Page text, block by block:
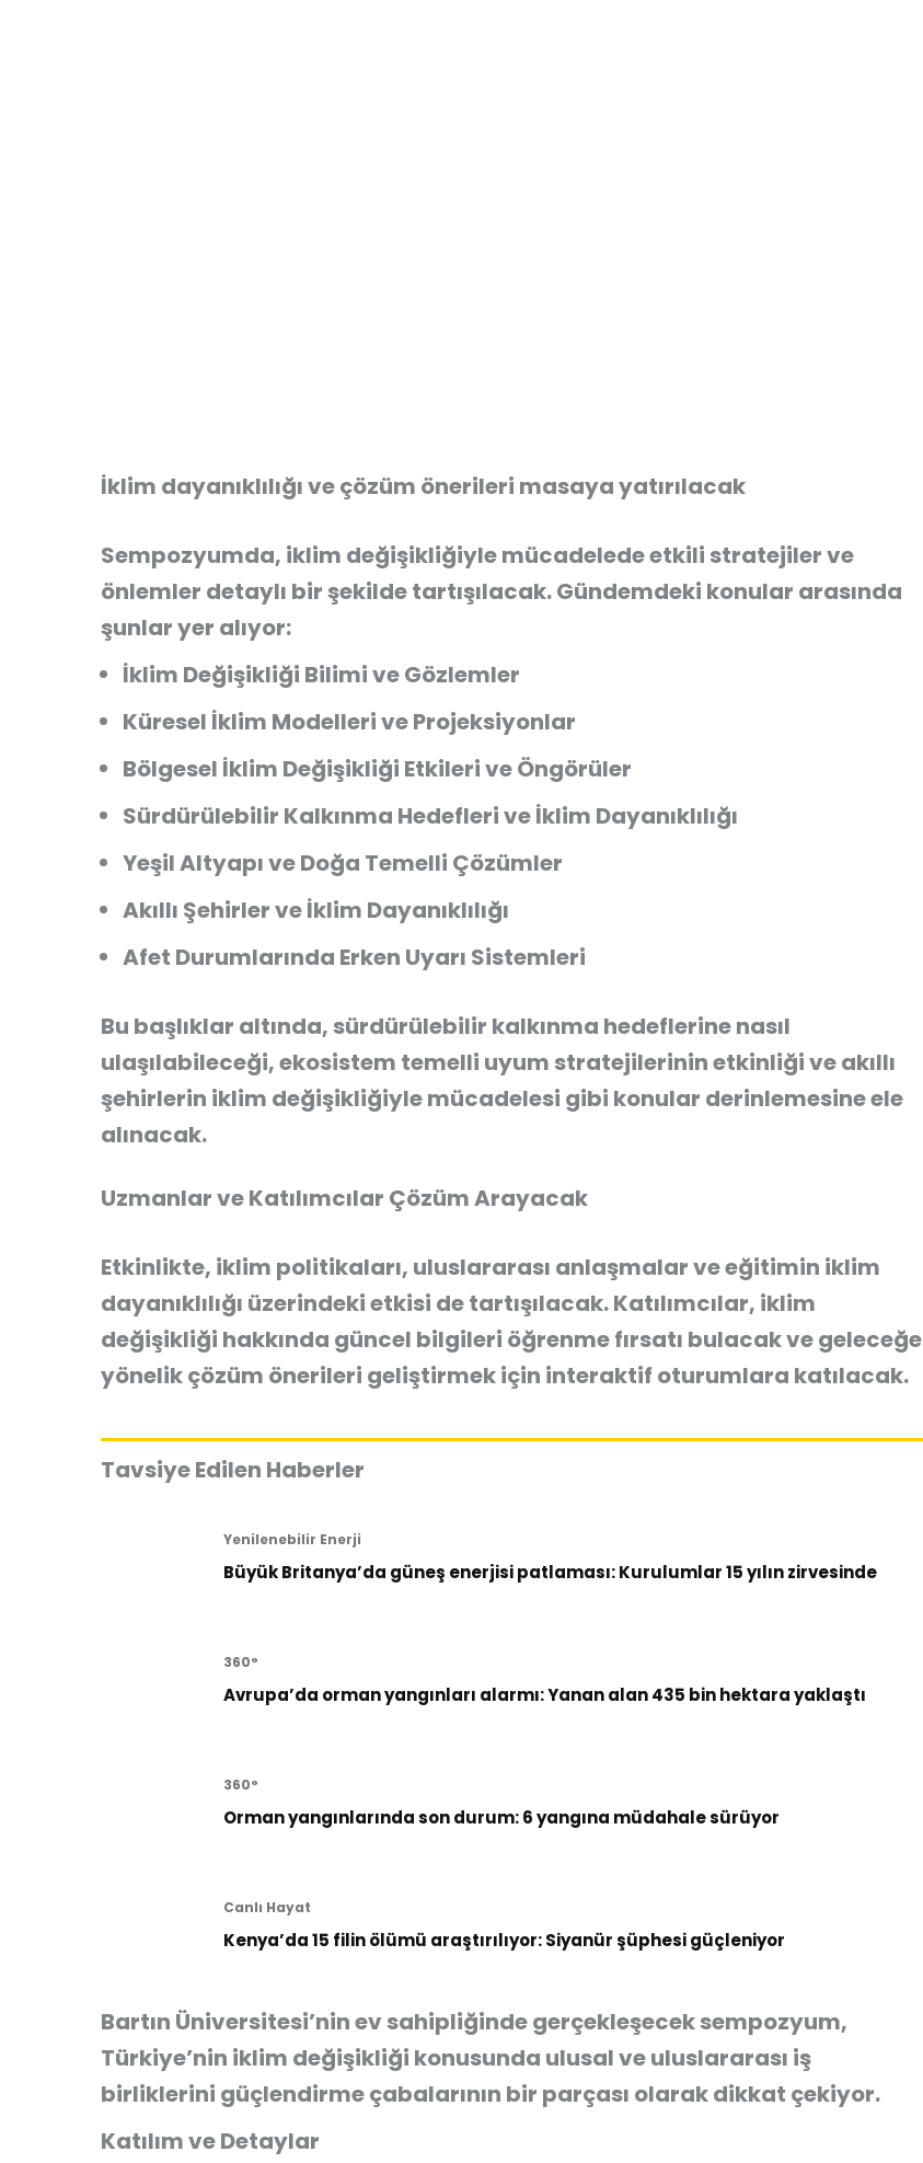
İklim dayanıklılığı ve çözüm önerileri masaya yatırılacak
Sempozyumda, iklim değişikliğiyle mücadelede etkili stratejiler ve
önlemler detaylı bir şekilde tartışılacak. Gündemdeki konular arasında
şunlar yer alıyor:
İklim Değişikliği Bilimi ve Gözlemler
Küresel İklim Modelleri ve Projeksiyonlar
Bölgesel İklim Değişikliği Etkileri ve Öngörüler
Sürdürülebilir Kalkınma Hedefleri ve İklim Dayanıklılığı
Yeşil Altyapı ve Doğa Temelli Çözümler
Akıllı Şehirler ve İklim Dayanıklılığı
Afet Durumlarında Erken Uyarı Sistemleri
Bu başlıklar altında, sürdürülebilir kalkınma hedeflerine nasıl
ulaşılabileceği, ekosistem temelli uyum stratejilerinin etkinliği ve akıllı
şehirlerin iklim değişikliğiyle mücadelesi gibi konular derinlemesine ele
alınacak.
Uzmanlar ve Katılımcılar Çözüm Arayacak
Etkinlikte, iklim politikaları, uluslararası anlaşmalar ve eğitimin iklim
dayanıklılığı üzerindeki etkisi de tartışılacak. Katılımcılar, iklim
değişikliği hakkında güncel bilgileri öğrenme fırsatı bulacak ve geleceğe
yönelik çözüm önerileri geliştirmek için interaktif oturumlara katılacak.
Tavsiye Edilen Haberler
Yenilenebilir Enerji
Büyük Britanya’da güneş enerjisi patlaması: Kurulumlar 15 yılın zirvesinde
360°
Avrupa’da orman yangınları alarmı: Yanan alan 435 bin hektara yaklaştı
360°
Orman yangınlarında son durum: 6 yangına müdahale sürüyor
Canlı Hayat
Kenya’da 15 filin ölümü araştırılıyor: Siyanür şüphesi güçleniyor
Bartın Üniversitesi’nin ev sahipliğinde gerçekleşecek sempozyum,
Türkiye’nin iklim değişikliği konusunda ulusal ve uluslararası iş
birliklerini güçlendirme çabalarının bir parçası olarak dikkat çekiyor.
Katılım ve Detaylar